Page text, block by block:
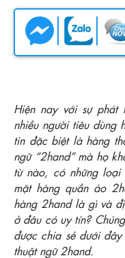
Hiện nay với sự phát
nhiều người tiêu dùng
tin đặc biệt là hàng
ngữ “2hand” mà họ
từ nào, có những
mặt hàng quần áo
hàng 2hand là gì và
ở đâu có uy tín?
được chia sẻ dưới
thuật ngữ 2hand.